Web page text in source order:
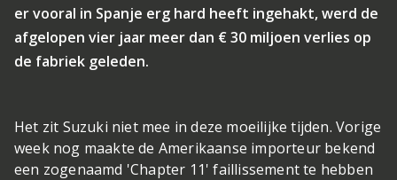
er vooral in Spanje erg hard heeft ingehakt, werd de
afgelopen vier jaar meer dan € 30 miljoen verlies op
de fabriek geleden.
Het zit Suzuki niet mee in deze moeilijke tijden. Vorige
week nog maakte de Amerikaanse importeur bekend
een zogenaamd 'Chapter 11' faillissement te hebben